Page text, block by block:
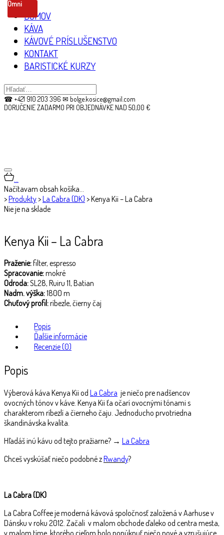
DOMOV
KÁVA
KÁVOVÉ PRÍSLUŠENSTVO
KONTAKT
BARISTICKÉ KURZY
☎ +421 910 203 396 ✉ bolge.kosice@gmail.com
DORUČENIE ZADARMO PRI OBJEDNÁVKE NAD 50,00 €
…
Načítavam obsah košíka…
>Produkty>La Cabra (DK) >Kenya Kii – La Cabra
Nie je na sklade
Omni
Kenya Kii – La Cabra
Praženie:filter, espresso
Spracovanie:mokré
Odroda:SL28, Ruiru 11, Batian
Nadm. výška:1800 m
Chuťový profil:ríbezle, čierny čaj
Popis
Ďalšie informácie
Recenzie (0)
Popis
Výberová káva Kenya Kii od La Cabra je niečo pre nadšencov
ovocných tónov v káve. Kenya Kii ťa očarí ovocnými tónami s
charakterom ríbezlí a čierneho čaju. Jednoducho prvotriedna
škandinávska kvalita.
Hľadáš inú kávu od tejto pražiarne? → La Cabra
Chceš vyskúšať niečo podobné zRwandy?
La Cabra (DK)
La Cabra Coffee je moderná kávová spoločnosť založená v Aarhuse v
Dánsku v roku 2012. Začali v malom obchode ďaleko od centra mesta,
v malom tíme, ktorého cieľom bolo ponúknuť niečo nové a vzrušujúce